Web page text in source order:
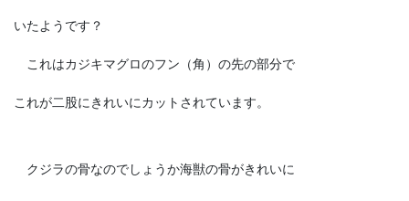
いたようです？
これはカジキマグロのフン（角）の先の部分で
これが二股にきれいにカットされています。
クジラの骨なのでしょうか海獣の骨がきれいに